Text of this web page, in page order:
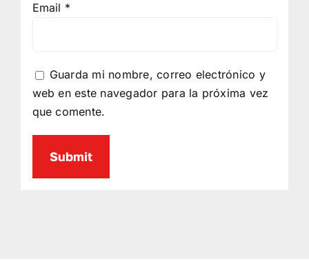
Email *
Guarda mi nombre, correo electrónico y
web en este navegador para la próxima vez
que comente.